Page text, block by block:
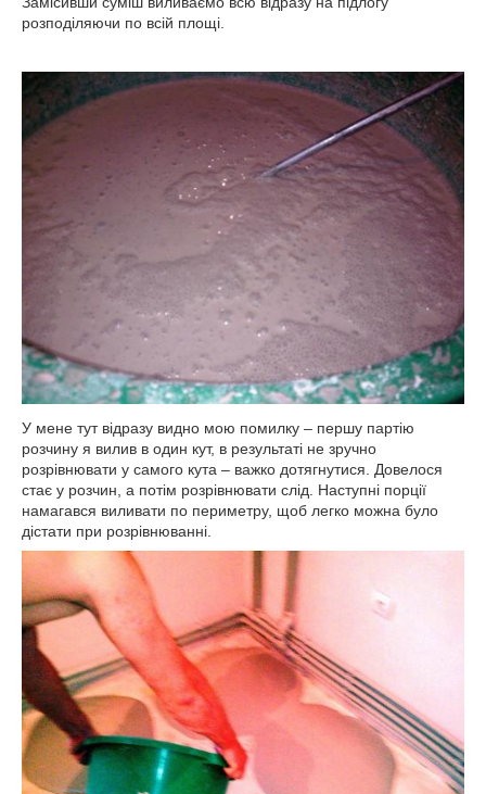
розподіляючи по всій площі.
У мене тут відразу видно мою помилку – першу партію
розчину я вилив в один кут, в результаті не зручно
розрівнювати у самого кута – важко дотягнутися. Довелося
стає у розчин, а потім розрівнювати слід. Наступні порції
намагався виливати по периметру, щоб легко можна було
дістати при розрівнюванні.